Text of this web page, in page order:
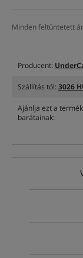
Minden feltüntetett
Producent:
Szállítás tól:3026
Ajánlja ezt a
barátainak: